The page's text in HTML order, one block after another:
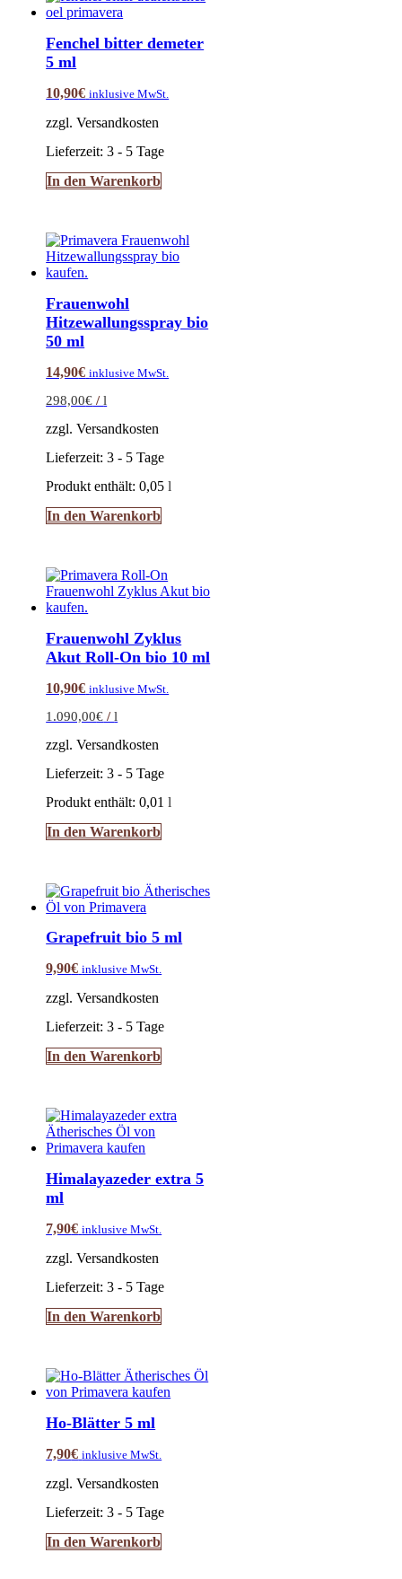
Fenchel bitter demeter
5 ml
10,90€ inklusive MwSt.
zzgl. Versandkosten
Lieferzeit:3 - 5 Tage
In den Warenkorb
Frauenwohl
Hitzewallungsspray bio
50 ml
14,90€ inklusive MwSt.
298,00€ /l
zzgl. Versandkosten
Lieferzeit:3 - 5 Tage
Produkt enthält: 0,05l
In den Warenkorb
Frauenwohl Zyklus
Akut Roll-On bio 10 ml
10,90€ inklusive MwSt.
1.090,00€ /l
zzgl. Versandkosten
Lieferzeit:3 - 5 Tage
Produkt enthält: 0,01l
In den Warenkorb
Grapefruit bio 5 ml
9,90€ inklusive MwSt.
zzgl. Versandkosten
Lieferzeit:3 - 5 Tage
In den Warenkorb
Himalayazeder extra 5
ml
7,90€ inklusive MwSt.
zzgl. Versandkosten
Lieferzeit:3 - 5 Tage
In den Warenkorb
Ho-Blätter 5 ml
7,90€ inklusive MwSt.
zzgl. Versandkosten
Lieferzeit:3 - 5 Tage
In den Warenkorb